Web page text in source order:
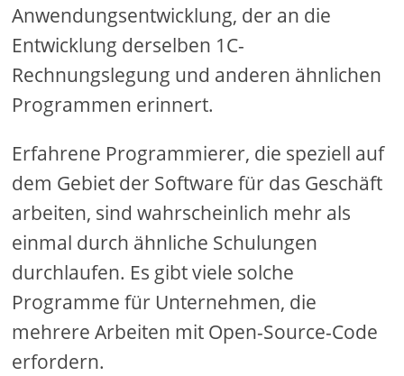
Anwendungsentwicklung, der an die
Entwicklung derselben 1C-
Rechnungslegung und anderen ähnlichen
Programmen erinnert.
Erfahrene Programmierer, die speziell auf
dem Gebiet der Software für das Geschäft
arbeiten, sind wahrscheinlich mehr als
einmal durch ähnliche Schulungen
durchlaufen. Es gibt viele solche
Programme für Unternehmen, die
mehrere Arbeiten mit Open-Source-Code
erfordern.